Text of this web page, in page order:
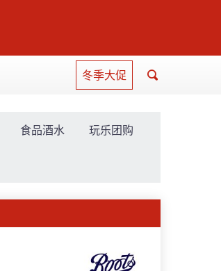
冬季大促
食品酒水 玩乐团购